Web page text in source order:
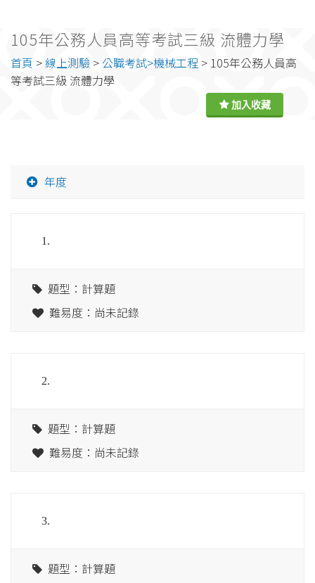
105年公務人員高等考試三級 流體力學
首頁 >線上測驗 > 公職考試>機械工程 > 105年公務人員高
等考試三級 流體力學
年度
1.
題型：計算題
難易度：尚未記錄
2.
題型：計算題
難易度：尚未記錄
3.
題型：計算題